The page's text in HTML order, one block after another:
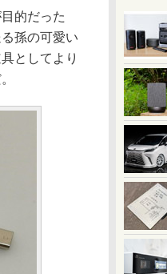
的だった
孫の可愛い
としてより